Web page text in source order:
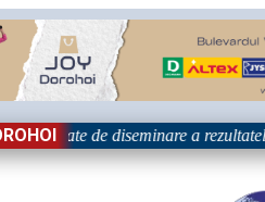
de diseminare a rezultatelor